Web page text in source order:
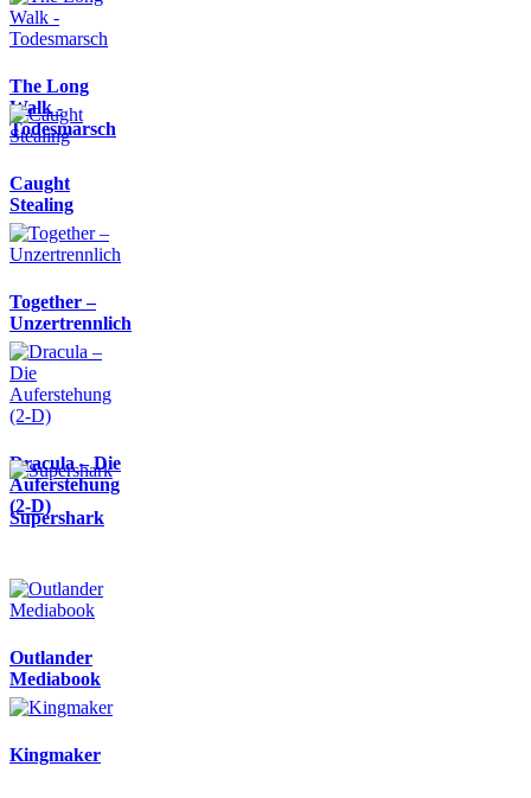
The Long
Walk -
Todesmarsch
Caught
Stealing
Together –
Unzertrennlich
Dracula – Die
Auferstehung
(2-D)
Supershark
Outlander
Mediabook
Kingmaker